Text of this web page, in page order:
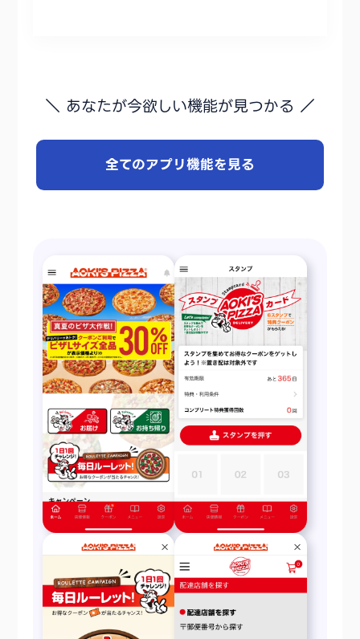
＼ あなたが今欲しい機能が見つかる ／
全てのアプリ機能を見る